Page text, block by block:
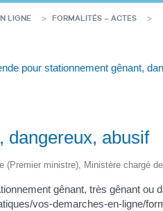
LIGNE FORMALITÉS – ACTES
pour stationnement gênant,
dangereux, abusif
(Premier ministre), Ministère chargé
gênant, très gênant ou
vos-demarches-en-ligne/